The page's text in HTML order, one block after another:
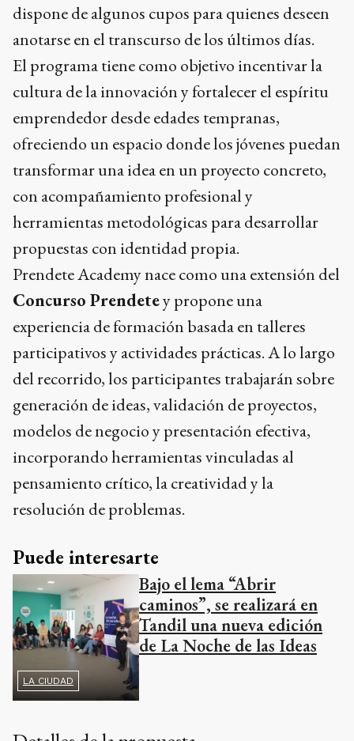
dispone de algunos cupos para quienes deseen
anotarse en el transcurso de los últimos días.
El programa tiene como objetivo incentivar la
cultura de la innovación y fortalecer el espíritu
emprendedor desde edades tempranas,
ofreciendo un espacio donde los jóvenes puedan
transformar una idea en un proyecto concreto,
con acompañamiento profesional y
herramientas metodológicas para desarrollar
propuestas con identidad propia.
Prendete Academy nace como una extensión del
Concurso Prendetey propone una
experiencia de formación basada en talleres
participativos y actividades prácticas. A lo largo
del recorrido, los participantes trabajarán sobre
generación de ideas, validación de proyectos,
modelos de negocio y presentación efectiva,
incorporando herramientas vinculadas al
pensamiento crítico, la creatividad y la
resolución de problemas.
Puede interesarte
LA CIUDAD
Bajo el lema “Abrir
caminos”, se realizará en
Tandil una nueva edición
de La Noche de las Ideas